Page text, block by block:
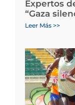
Expertos
“Gaza
Leer Más >>